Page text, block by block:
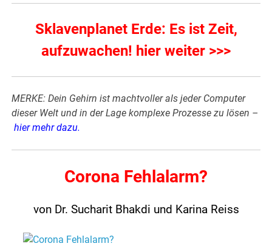
Sklavenplanet Erde: Es ist Zeit,
aufzuwachen! hier weiter >>>
MERKE: Dein Gehirn ist machtvoller als jeder Computer
dieser Welt und in der Lage komplexe Prozesse zu lösen –
hier mehr dazu.
Corona Fehlalarm?
von Dr. Sucharit Bhakdi und Karina Reiss